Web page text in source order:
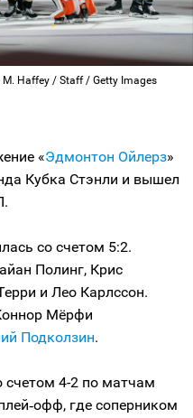
Haffey / Staff / Getty Images
«Эдмонтон Ойлерз»
Кубка Стэнли и вышел
со счетом 5:2.
Полинг, Крис
и Лео Карлссон.
Мёрфи
Подколзин.
счетом 4-2 по матчам
где соперником